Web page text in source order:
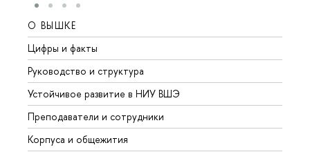
О ВЫШКЕ
Цифры и факты
Руководство и структура
Устойчивое развитие в НИУ ВШЭ
Преподаватели и сотрудники
Корпуса и общежития